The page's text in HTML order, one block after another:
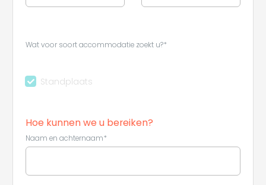
Wat voor soort accommodatie zoekt u?*
Standplaats
Hoe kunnen we u bereiken?
Naam en achternaam*